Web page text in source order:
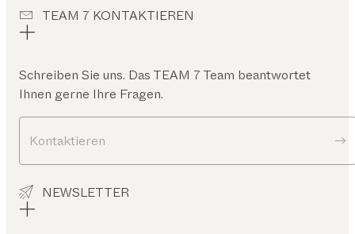
TEAM 7 KONTAKTIEREN
Schreiben Sie uns. Das TEAM 7 Team beantwortet
Ihnen gerne Ihre Fragen.
Kontaktieren
NEWSLETTER